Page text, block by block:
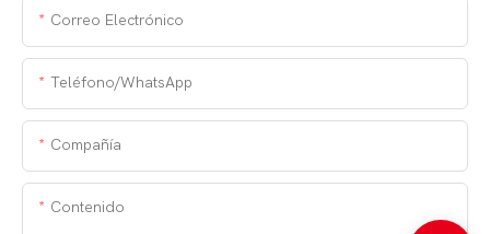
Correo Electrónico
Teléfono/WhatsApp
Compañía
Contenido